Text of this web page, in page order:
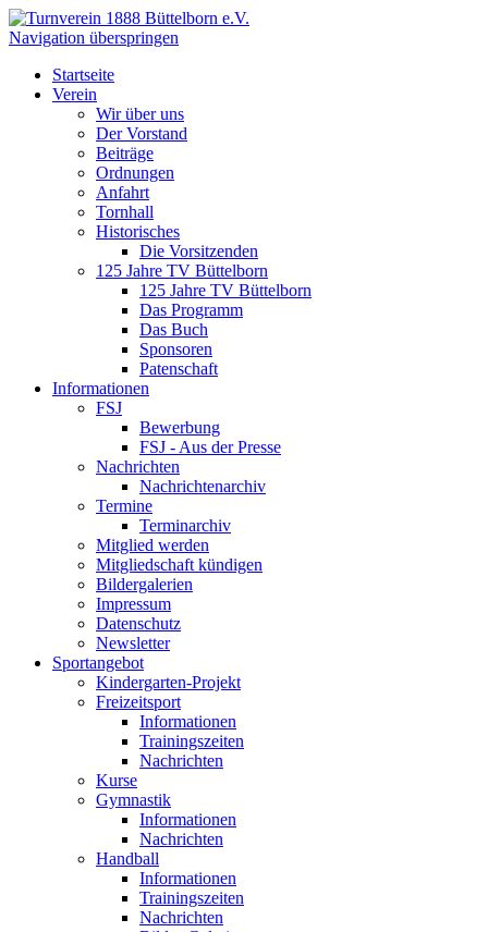
Navigation überspringen
Startseite
Verein
Wir über uns
Der Vorstand
Beiträge
Ordnungen
Anfahrt
Tornhall
Historisches
Die Vorsitzenden
125 Jahre TV Büttelborn
125 Jahre TV Büttelborn
Das Programm
Das Buch
Sponsoren
Patenschaft
Informationen
FSJ
Bewerbung
FSJ - Aus der Presse
Nachrichten
Nachrichtenarchiv
Termine
Terminarchiv
Mitglied werden
Mitgliedschaft kündigen
Bildergalerien
Impressum
Datenschutz
Newsletter
Sportangebot
Kindergarten-Projekt
Freizeitsport
Informationen
Trainingszeiten
Nachrichten
Kurse
Gymnastik
Informationen
Nachrichten
Handball
Informationen
Trainingszeiten
Nachrichten